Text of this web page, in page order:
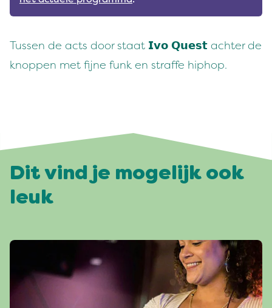
Tussen de acts door staat 𝗜𝘃𝗼 𝗤𝘂𝗲𝘀𝘁 achter de
knoppen met fijne funk en straffe hiphop.
Dit vind je mogelijk ook
leuk